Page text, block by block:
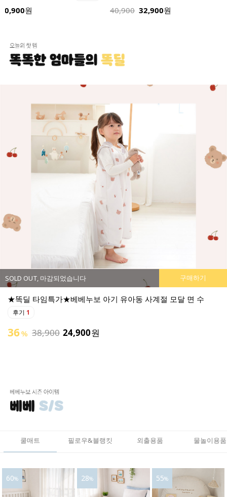
40,900원 40,900 32,900원
SOLD OUT, 마감되었습니다 구매하기
★똑딜 타임특가★베베누보 아기 유아동 사계절 모달 면 수
후기 1
36% 38,900 24,900원
쿨매트 필로우&블랭킷 외출용품 물놀이용품
60% 28% 55%